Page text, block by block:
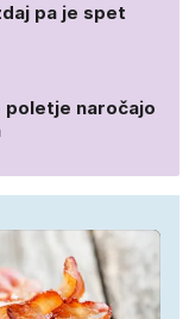
pa je spet
poletje naročajo